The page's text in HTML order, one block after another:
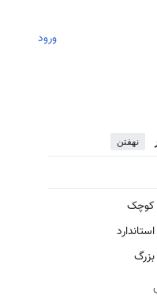
ورود
نهفتن
کوچک
استاندارد
بزرگ